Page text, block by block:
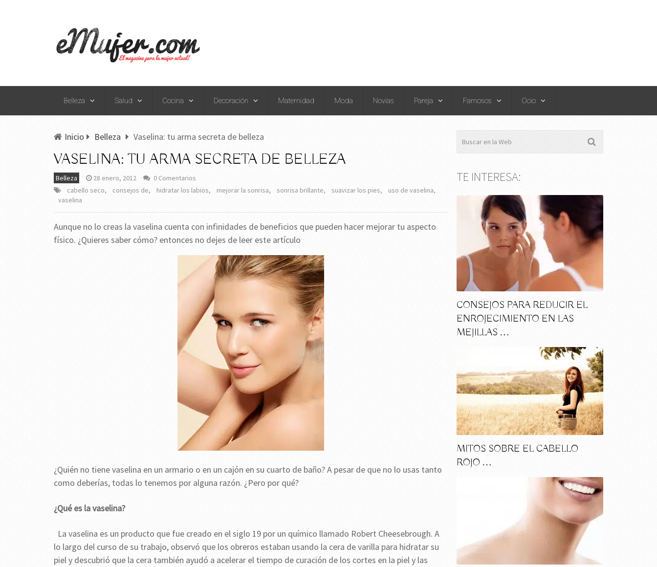
Belleza Salud Cocina Decoración Maternidad Moda Novias Pareja Famosos Ocio
Inicio Belleza Vaselina: tu arma secreta de belleza
VASELINA: TU ARMA SECRETA DE BELLEZA
Belleza 28 enero, 2012
0 Comentarios
cabello seco, consejos de, hidratar los labios, mejorar la sonrisa, sonrisa brillante, suavizar los pies, uso de vaselina,
vaselina
Aunque no lo creas la vaselina cuenta con infinidades de beneficios que pueden hacer mejorar tu aspecto
físico. ¿Quieres saber cómo? entonces no dejes de leer este artículo
¿Quién no tiene vaselina en un armario o en un cajón en su cuarto de baño? A pesar de que no lo usas tanto
como deberías, todas lo tenemos por alguna razón. ¿Pero por qué?
¿Qué es la vaselina?
La vaselina es un producto que fue creado en el siglo 19 por un químico llamado Robert Cheesebrough. A
lo largo del curso de su trabajo, observó que los obreros estaban usando la cera de varilla para hidratar su
piel y descubrió que la cera también ayudó a acelerar el tiempo de curación de los cortes en la piel y las
TE INTERESA:
CONSEJOS PARA REDUCIR EL
ENROJECIMIENTO EN LAS
MEJILLAS …
MITOS SOBRE EL CABELLO
ROJO …